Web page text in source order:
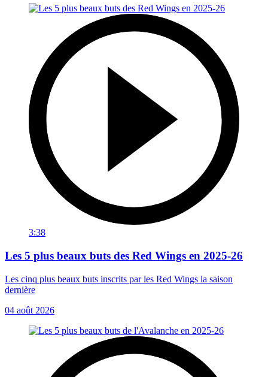
3:38
Les 5 plus beaux buts des Red Wings en 2025-26
Les cinq plus beaux buts inscrits par les Red Wings la saison
dernière
04 août 2026